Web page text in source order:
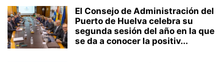
El Consejo de Administración del
Puerto de Huelva celebra su
segunda sesión del año en la que
se da a conocer la positiv...